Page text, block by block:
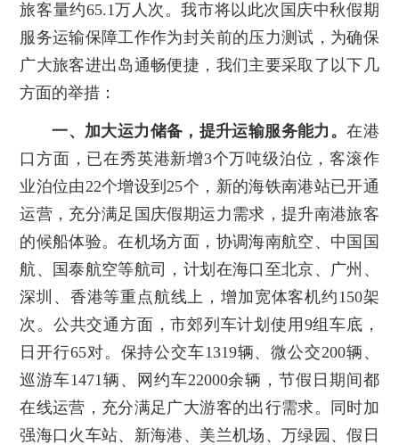
旅客量约65.1万人次。我市将以此次国庆中秋假期
服务运输保障工作作为封关前的压力测试，为确保
广大旅客进出岛通畅便捷，我们主要采取了以下几
方面的举措：
一、加大运力储备，提升运输服务能力。在港
口方面，已在秀英港新增3个万吨级泊位，客滚作
业泊位由22个增设到25个，新的海铁南港站已开通
运营，充分满足国庆假期运力需求，提升南港旅客
的候船体验。在机场方面，协调海南航空、中国国
航、国泰航空等航司，计划在海口至北京、广州、
深圳、香港等重点航线上，增加宽体客机约150架
次。公共交通方面，市郊列车计划使用9组车底，
日开行65对。保持公交车1319辆、微公交200辆、
巡游车1471辆、网约车22000余辆，节假日期间都
在线运营，充分满足广大游客的出行需求。同时加
强海口火车站、新海港、美兰机场、万绿园、假日